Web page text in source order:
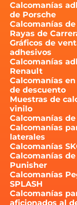
Calcomanías
de Porsche
Calcomanías
Rayas de
Gráficos de
adhesivos
Calcomanías
Renault
Calcomanías
de descuento
Muestras de
vinilo
Calcomanías de
Calcomanías
laterales
Calcomanías
Calcomanías
Punisher
Calcomanías
SPLASH
Calcomanías
aficionados al